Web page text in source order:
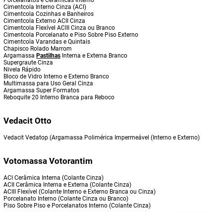
Cimentcola Interno Cinza (ACI)
Cimentcola Cozinhas e Banheiros
Cimentcola Externo ACII Cinza
Cimentcola Flexível ACIII Cinza ou Branco
Cimentcola Porcelanato e Piso Sobre Piso Externo
Cimentcola Varandas e Quintais
Chapisco Rolado Marrom
Argamassa Pastilhas Interna e Externa Branco
Supergraute Cinza
Nivela Rápido
Bloco de Vidro Interno e Externo Branco
Multimassa para Uso Geral Cinza
Argamassa Super Formatos
Reboquite 20 Interno Branca para Reboco
Vedacit Otto
Vedacit Vedatop (Argamassa Polimérica Impermeável (Interno e Externo)
Votomassa Votorantim
ACI Cerâmica Interna (Colante Cinza)
ACII Cerâmica Interna e Externa (Colante Cinza)
ACIII Flexível (Colante Interno e Externo Branca ou Cinza)
Porcelanato Interno (Colante Cinza ou Branco)
Piso Sobre Piso e Porcelanatos Interno (Colante Cinza)